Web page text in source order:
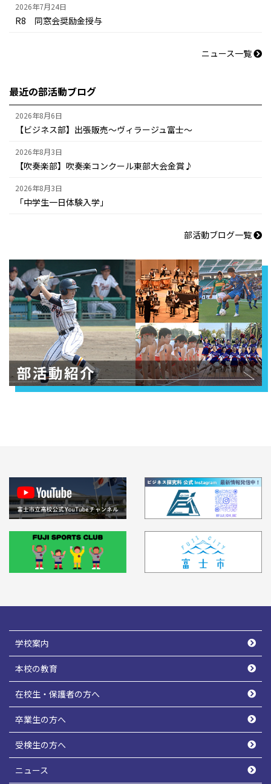
R8 同窓会奨励金授与
2026年7月24日
ニュース一覧
最近の部活動ブログ
【ビジネス部】出張販売～ヴィラージュ富士～
2026年8月6日
【吹奏楽部】吹奏楽コンクール東部大会金賞♪
2026年8月3日
「中学生一日体験入学」
2026年8月3日
部活動ブログ一覧
学校案内
本校の教育
在校生・保護者の方へ
卒業生の方へ
受検生の方へ
ニュース